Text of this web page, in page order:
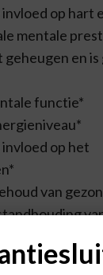
op hart
mentale
en is
functie*
op het
van
van de